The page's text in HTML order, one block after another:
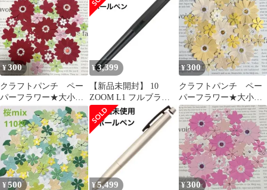
下げ
¥300
クラフトパンチ ペー
パーフラワー★大小mix
赤系30枚
¥3,399
【新品未開封】 10
ZOOM L1 フルブラッ
ク 廃盤 限定
¥300
クラフトパンチ ペー
パーフラワー★大小mix
クリーム系30枚
¥500 ¥5,499 ¥300